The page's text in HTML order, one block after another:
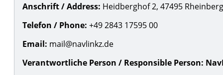
Anschrift / Address: Heidberghof 2, 47495
Telefon / Phone: +49 2843 17595 00
Email: mail@navlinkz.de
Verantwortliche Person / Responsible Person: